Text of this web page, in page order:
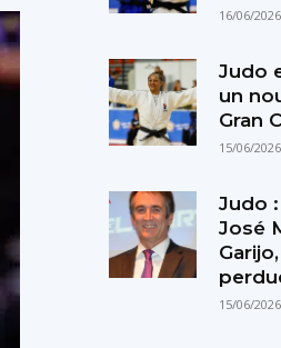
16/06/2026
Judo
un
Gran
15/06/2026
Judo
José
15/06/2026